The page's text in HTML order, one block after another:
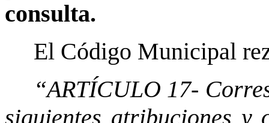
consulta.
El Código Municipal
“ARTÍCULO 17-
siguientes atribuciones y